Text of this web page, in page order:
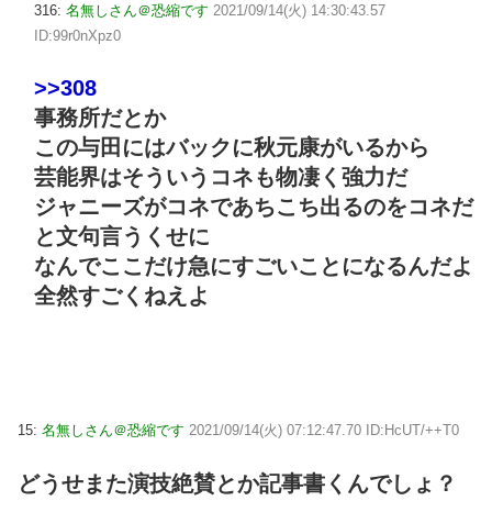
316: 名無しさん＠恐縮です 2021/09/14(火) 14:30:43.57
ID:99r0nXpz0
>>308
事務所だとか
この与田にはバックに秋元康がいるから
芸能界はそういうコネも物凄く強力だ
ジャニーズがコネであちこち出るのをコネだ
と文句言うくせに
なんでここだけ急にすごいことになるんだよ
全然すごくねえよ
15: 名無しさん＠恐縮です 2021/09/14(火) 07:12:47.70 ID:HcUT/++T0
どうせまた演技絶賛とか記事書くんでしょ？